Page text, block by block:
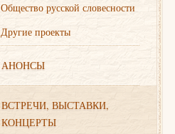
Общество русской словесности
Другие проекты
АНОНСЫ
ВСТРЕЧИ, ВЫСТАВКИ,
КОНЦЕРТЫ